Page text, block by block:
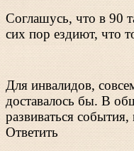
Соглашусь, что в 90
сих пор ездиют, что
Для инвалидов,
доставалось бы. В
развиваться
Ответить